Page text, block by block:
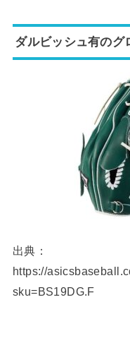
ダルビッシュ有のグ
出典：
https://
sku=BS19DG.F